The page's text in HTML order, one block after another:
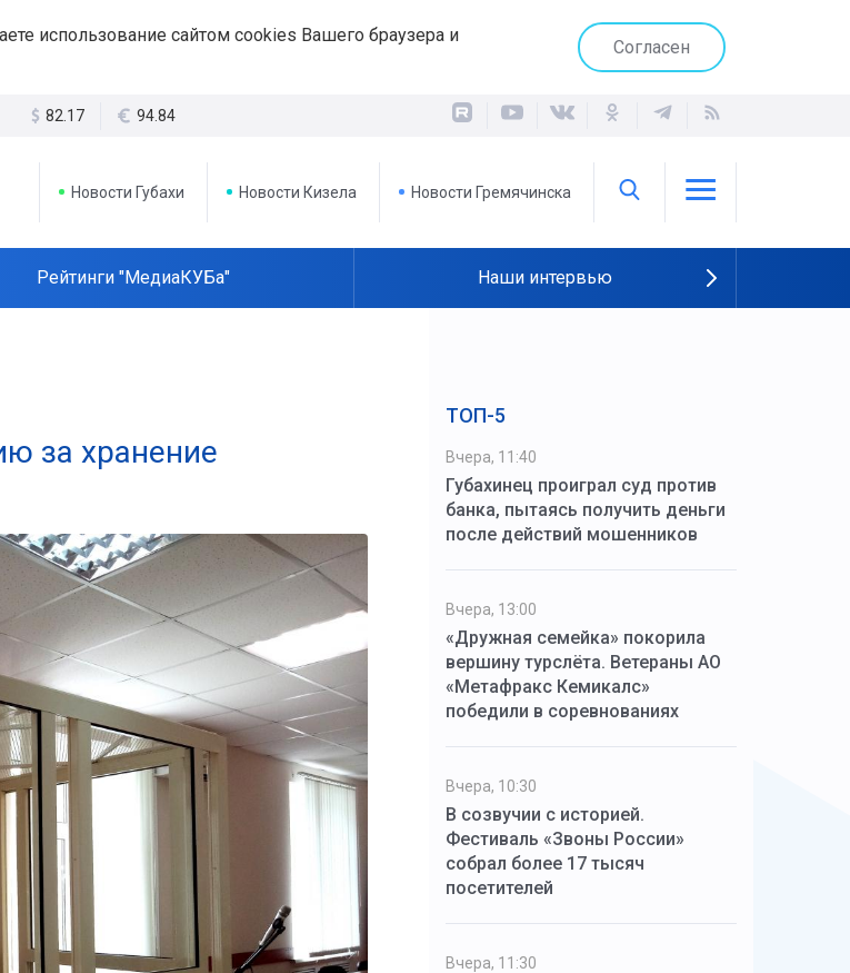
использование сайтом cookies Вашего браузера и
Согласен
82.17 94.84
Новости Губахи Новости Кизела Новости Гремячинска
Рейтинги "МедиаКУБа" Наши интервью
за хранение
ТОП-5
Вчера, 11:40
Губахинец проиграл суд против
банка, пытаясь получить деньги
после действий мошенников
Вчера, 13:00
«Дружная семейка» покорила
вершину турслёта. Ветераны АО
«Метафракс Кемикалс»
победили в соревнованиях
Вчера, 10:30
В созвучии с историей.
Фестиваль «Звоны России»
собрал более 17 тысяч
посетителей
Вчера, 11:30